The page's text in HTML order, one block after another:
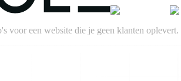
voor een website die je geen klanten oplevert.